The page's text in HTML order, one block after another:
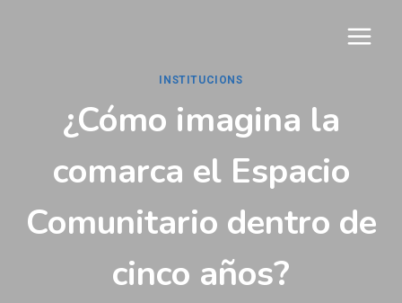
INSTITUCIONS
¿Cómo imagina la
comarca el Espacio
Comunitario dentro de
cinco años?